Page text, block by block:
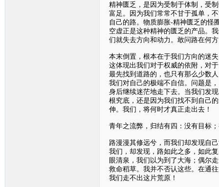
精神匮乏，是因为受制于体制，受
富足。因为我们常常不甘于孤单，
自己的路。物质膨胀-精神匮乏的怪
空虚正是这种精神的匮乏的产品。
们就失去方向和动力。敢问路在何
本末倒置，根本在于我们方向的迷
这体现出我们对于权威的依附，对
最先找到道路的，也只有那么少数
我们对自己的极端不自信。问题是
身后继续迷茫地走下去。当我们发
根究底，还是因为我们找不到自己
伸。我们，将何时才真正走出去！
青年之流弊，归结有四：没有目标
路漫漫其修远兮，而我们却发现自
我们，却发现，路如此之多，如此
眼清泉，我们以为到了大海；偶尔
救命稻草。我并不否认这些。在通
我们走不出这片荒原！